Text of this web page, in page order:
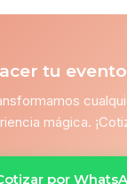
tu
mágica.
por